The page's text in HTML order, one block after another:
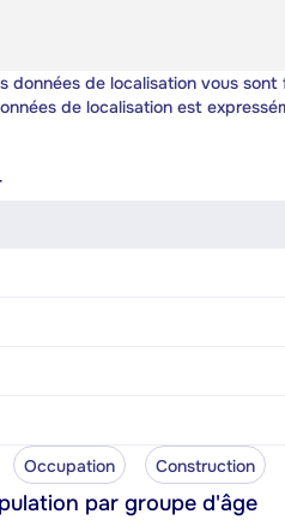
données de localisation vous
de localisation est
Occupation Construction
par groupe d'âge